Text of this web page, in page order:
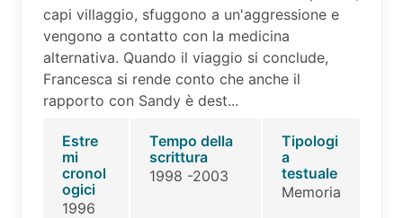
capi villaggio, sfuggono a un'aggressione e
vengono a contatto con la medicina
alternativa. Quando il viaggio si conclude,
Francesca si rende conto che anche il
rapporto con Sandy è dest...
Estre
mi
cronol
ogici
1996
Tempo della
scrittura
1998 -2003
Tipologi
a
testuale
Memoria